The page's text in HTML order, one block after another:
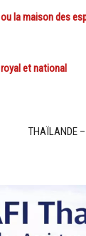
ou la maison des
royal et national
THAÏLANDE